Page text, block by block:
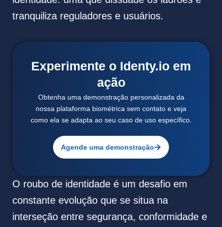
tranquiliza reguladores e usuários.
Experimente o Identy.io em
ação
Obtenha uma demonstração personalizada da
nossa plataforma biométrica sem contato e veja
como ela se adapta ao seu caso de uso específico.
Agende uma demonstração
O roubo de identidade é um desafio em
constante evolução que se situa na
interseção entre segurança, conformidade e